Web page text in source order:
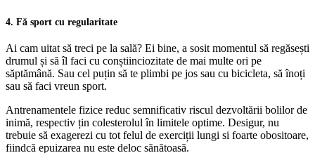
4. Fă sport cu regularitate
Ai cam uitat să treci pe la sală? Ei bine, a sosit momentul să regăsești
drumul și să îl faci cu conștiinciozitate de mai multe ori pe
săptămână. Sau cel puțin să te plimbi pe jos sau cu bicicleta, să înoți
sau să faci vreun sport.
Antrenamentele fizice reduc semnificativ riscul dezvoltării bolilor de
inimă, respectiv țin colesterolul în limitele optime. Desigur, nu
trebuie să exagerezi cu tot felul de exerciții lungi si foarte obositoare,
fiindcă epuizarea nu este deloc sănătoasă.